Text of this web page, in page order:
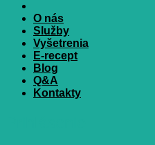
O nás
Služby
Vyšetrenia
E-recept
Blog
Q&A
Kontakty